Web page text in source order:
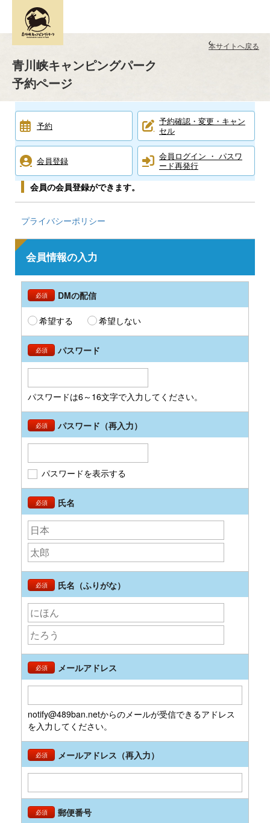
青川峡キャンピングパーク
予約ページ
本サイトへ戻る
予約
予約確認・変更・キャン
セル
会員登録
会員ログイン ・ パスワ
ード再発行
会員の会員登録ができます。
プライバシーポリシー
会員情報の入力
必須 DMの配信
希望する 希望しない
必須 パスワード
パスワードは6～16文字で入力してください。
必須 パスワード（再入力）
パスワードを表示する
必須 氏名
必須 氏名（ふりがな）
必須 メールアドレス
notify@489ban.netからのメールが受信できるアドレス
を入力してください。
必須 メールアドレス（再入力）
必須 郵便番号